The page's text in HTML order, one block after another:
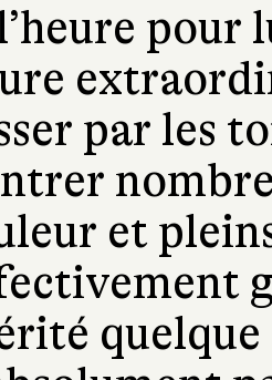
l’heure
par les
et
quelque